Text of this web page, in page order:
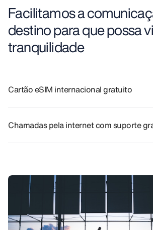
Facilitamos a
destino para que possa
tranquilidade
Cartão eSIM internacional gratuito
Chamadas pela internet com suporte